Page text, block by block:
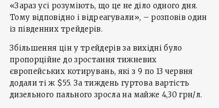
«Зараз усі розуміють, що це не діло одного дня.
Тому відповідно і відреагували», – розповів один
із південних трейдерів.
Збільшення цін у трейдерів за вихідні було
пропорційне до зростання тижневих
європейських котирувань, які з 9 по 13 червня
додали ті ж $55. За тиждень гуртова вартість
дизельного пального зросла на майже 4,30 грн/л.